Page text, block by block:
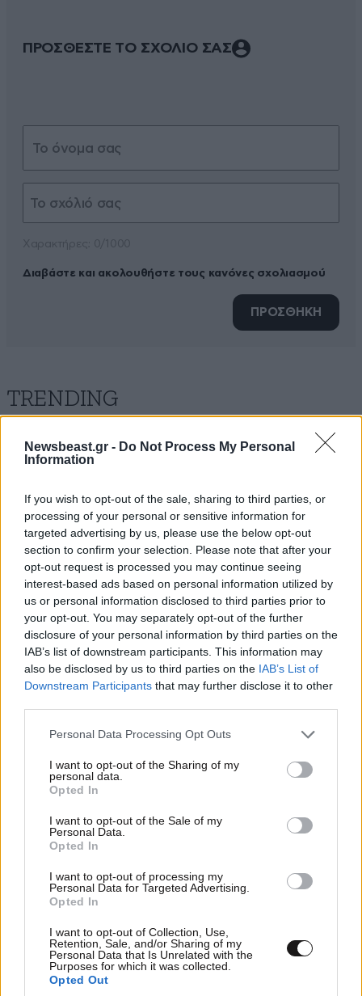
Newsbeast.gr - Do Not Process My Personal
Information
If you wish to opt-out of the sale, sharing to third parties, or
processing of your personal or sensitive information for
targeted advertising by us, please use the below opt-out
section to confirm your selection. Please note that after your
opt-out request is processed you may continue seeing
interest-based ads based on personal information utilized by
us or personal information disclosed to third parties prior to
your opt-out. You may separately opt-out of the further
disclosure of your personal information by third parties on the
IAB’s list of downstream participants. This information may
also be disclosed by us to third parties on the IAB’s List of
Downstream Participants that may further disclose it to other
Please note that this website/app uses one or more Google
not limited to your visit or usage behaviour. You may click to
grant or deny consent to Google and its third-party tags to
use your data for below specified purposes in below Google
consent section.
Personal Data Processing Opt Outs
I want to opt-out of the Sharing of my
personal data.
Opted In
I want to opt-out of the Sale of my
Personal Data.
Opted In
I want to opt-out of processing my
Personal Data for Targeted Advertising.
Opted In
I want to opt-out of Collection, Use,
Retention, Sale, and/or Sharing of my
Personal Data that Is Unrelated with the
Purposes for which it was collected.
Opted Out
ΠΡΟΣΘΕΣΤΕ ΤΟ ΣΧΟΛΙΟ ΣΑΣ
Διαβάστε και ακολουθήστε τους κανόνες σχολιασμού
ΠΡΟΣΘΗΚΗ
TRENDING
ΠΟΛΙΤΙΚΗ07·08·2026 20:19
Θανάσης Αυγερινός για Καρυστιανού-Γρατσία:
«Σπέκουλα, ψεύδη, πολιτική αναξιοπρέπεια και
ανεπίδεκτες μαθήσεως»